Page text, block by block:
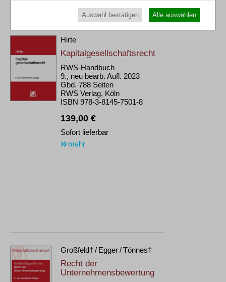
Hirte
Kapitalgesellschaftsrecht
RWS-Handbuch
9., neu bearb. Aufl. 2023
Gbd. 788 Seiten
RWS Verlag, Köln
ISBN 978-3-8145-7501-8
139,00 €
Sofort lieferbar
mehr
Großfeld† / Egger / Tönnes†
Recht der
Unternehmensbewertung
Auswahl bestätigen Alle auswählen